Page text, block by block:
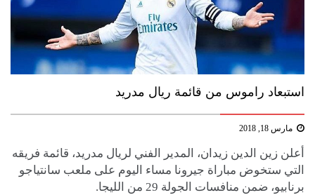
استبعاد راموس من قائمة ريال مدريد
مارس 18, 2018
أعلن زين الدين زيدان، المدير الفني لريال مدريد، قائمة فريقه
التي ستخوض مباراة جيرونا مساء اليوم على ملعب سانتياجو
برنابيو، ضمن منافسات الجولة 29 من الليجا.